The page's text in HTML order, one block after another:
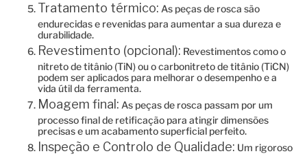
Tratamento térmico: As peças de rosca são
endurecidas e revenidas para aumentar a sua dureza e
durabilidade.
Revestimento (opcional): Revestimentos como o
nitreto de titânio (TiN) ou o carbonitreto de titânio (TiCN)
podem ser aplicados para melhorar o desempenho e a
vida útil da ferramenta.
Moagem final: As peças de rosca passam por um
processo final de retificação para atingir dimensões
precisas e um acabamento superficial perfeito.
Inspeção e Controlo de Qualidade: Um rigoroso